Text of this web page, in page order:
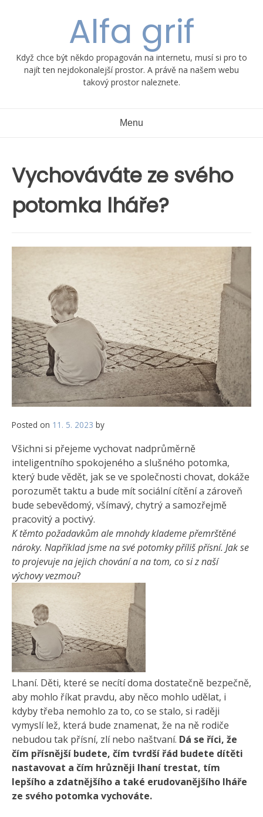
Alfa grif
Když chce být někdo propagován na internetu, musí si pro to
najít ten nejdokonalejší prostor. A právě na našem webu
takový prostor naleznete.
Menu
Vychováváte ze svého
potomka lháře?
Posted on 11. 5. 2023 by
Všichni si přejeme vychovat nadprůměrně
inteligentního spokojeného a slušného potomka,
který bude vědět, jak se ve společnosti chovat, dokáže
porozumět taktu a bude mít sociální cítění a zároveň
bude sebevědomý, všímavý, chytrý a samozřejmě
pracovitý a poctivý.
K těmto požadavkům ale mnohdy klademe přemrštěné
nároky. Například jsme na své potomky příliš přísní. Jak se
to projevuje na jejich chování a na tom, co si z naší
výchovy vezmou?
Lhaní. Děti, které se necítí doma dostatečně bezpečně,
aby mohlo říkat pravdu, aby něco mohlo udělat, i
kdyby třeba nemohlo za to, co se stalo, si raději
vymyslí lež, která bude znamenat, že na ně rodiče
nebudou tak přísní, zlí nebo naštvaní. Dá se říci, že
čím přísnější budete, čím tvrdší řád budete dítěti
nastavovat a čím hrůzněji lhaní trestat, tím
lepšího a zdatnějšího a také erudovanějšího lháře
ze svého potomka vychováte.